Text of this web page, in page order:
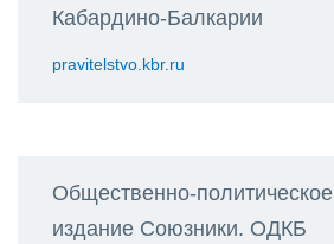
Кабардино-Балкарии
pravitelstvo.kbr.ru
Общественно-политическое
издание Союзники. ОДКБ